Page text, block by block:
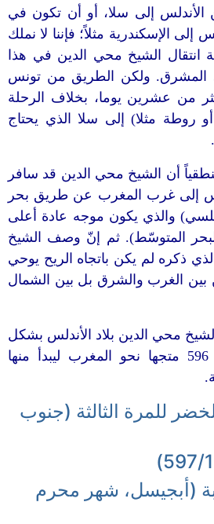
إلى سلا، أو أن تكون في
الإسكندرية مثلاً؛ فإننا لا نملك
انتقال الشيخ محي الدين في هذا
المشرق. ولكن الطريق من تونس
من عشرين يوما، بخلاف الرحلة
روطة مثلا) إلى سلا الذي يحتاج
أن الشيخ محي الدين قد سافر
إلى غرب المغرب عن طريق بحر
والذي يكون موجه عادة أعلى
المتوسّط). ثم إنّ وصف الشيخ
ذكره لم يكن باتجاه الريح يوحي
بين الغرب والشرق بل بين الشمال
محي الدين بلاد الأندلس بشكل
نهائي في أواخر سنة 596 متجها نحو المغرب ليبدأ منها
للمرة الثالثة (جنوب
(أبجيسل، شهر محرم